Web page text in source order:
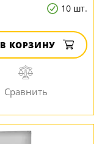
10 шт.
В КОРЗИНУ